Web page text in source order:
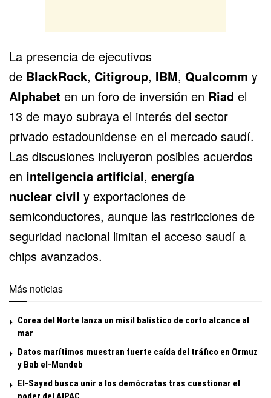
La presencia de ejecutivos
de BlackRock, Citigroup, IBM, Qualcomm y
Alphabet en un foro de inversión en Riad el
13 de mayo subraya el interés del sector
privado estadounidense en el mercado saudí.
Las discusiones incluyeron posibles acuerdos
en inteligencia artificial, energía
nuclear civil y exportaciones de
semiconductores, aunque las restricciones de
seguridad nacional limitan el acceso saudí a
chips avanzados.
Más noticias
Corea del Norte lanza un misil balístico de corto alcance al
mar
Datos marítimos muestran fuerte caída del tráfico en Ormuz
y Bab el-Mandeb
El-Sayed busca unir a los demócratas tras cuestionar el